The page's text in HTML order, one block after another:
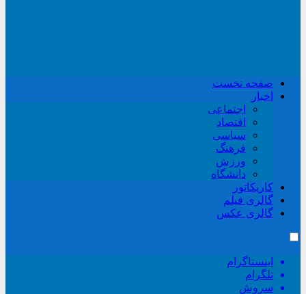
صفحه نخست
اخبار
اجتماعی
اقتصاد
سیاسی
فرهنگ
ورزش
دانشگاه
کاریکاتور
گالری فیلم
گالری عکس
اینستاگرام
تلگرام
سروش